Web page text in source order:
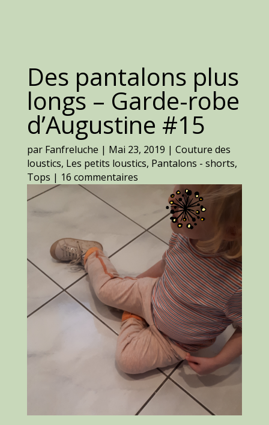
Des pantalons plus
longs – Garde-robe
d’Augustine #15
par Fanfreluche | Mai 23, 2019 | Couture des
loustics, Les petits loustics, Pantalons - shorts,
Tops | 16 commentaires